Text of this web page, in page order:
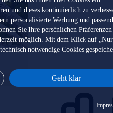
und dieses kontinuierlich zu
personalisierte Werbung und
Sie Ihre persönlichen Präferenzen
möglich. Mit dem Klick auf „Nur
notwendige Cookies
Geht klar